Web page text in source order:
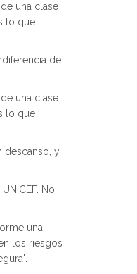
una clase
lo que
de
una clase
lo que
descanso, y
No
una
los riesgos